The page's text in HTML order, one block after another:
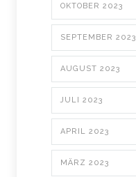
OKTOBER 2023
SEPTEMBER 2023
AUGUST 2023
JULI 2023
APRIL 2023
MÄRZ 2023